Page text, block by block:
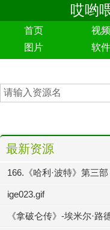
哎哟
首页 视频
图片
软件
最新资源
166.《哈利·波特》第三
ige023.gif
《拿破仑传》-埃米尔·路